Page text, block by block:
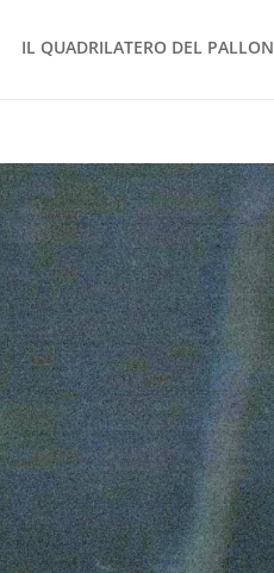
IL QUADRILATERO DEL